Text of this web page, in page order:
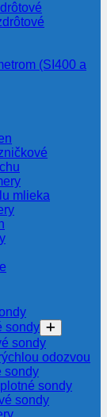
(SI400 a
mlieka
sondy
sondy
odozvou
sondy
sondy
sondy